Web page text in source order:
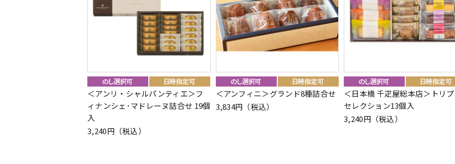
＜アンリ・シャルパンティエ＞フ
ィナンシェ･マドレーヌ詰合せ 19個
入
3,240円（税込）
＜アンフィニ＞グランド8種詰合せ
3,834円（税込）
＜日本橋 千疋屋総本店＞トリ
セレクション13個入
3,240円（税込）